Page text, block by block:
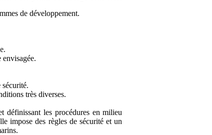
de développement.
envisagée.
très diverses.
définissant les procédures en milieu
impose des règles de sécurité et un